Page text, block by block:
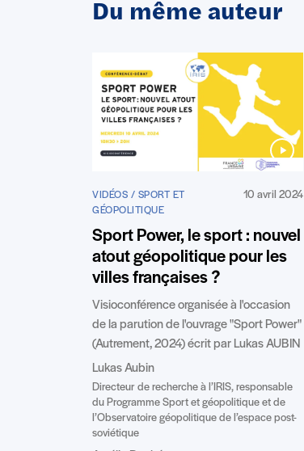
Du même auteur
VIDÉOS / SPORT ET
GÉOPOLITIQUE
10 avril 2024
Sport Power, le sport : nouvel
atout géopolitique pour les
villes françaises ?
Visioconférence organisée à l'occasion
de la parution de l'ouvrage "Sport Power"
(Autrement, 2024) écrit par Lukas AUBIN
Lukas Aubin
Directeur de recherche à l’IRIS, responsable
du Programme Sport et géopolitique et de
l’Observatoire géopolitique de l’espace post-
soviétique